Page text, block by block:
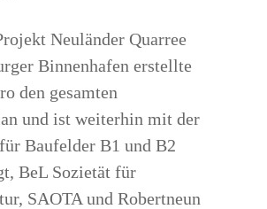
Neuländer Quarree
Binnenhafen erstellte
den gesamten
und ist weiterhin mit der
Baufelder B1 und B2
BeL Sozietät für
SAOTA und Robertneun